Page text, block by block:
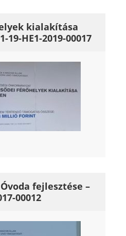
kialakítása
19-HE1-2019-00017
fejlesztése –
00012